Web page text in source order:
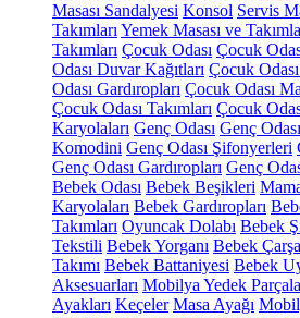
Masası Sandalyesi Konsol Servis
Takımları Yemek Masası ve
Takımları Çocuk Odası Çocuk
Odası Duvar Kağıtları Çocuk
Odası Gardıropları Çocuk Odası
Çocuk Odası Takımları Çocuk
Karyolaları Genç Odası Genç
Komodini Genç Odası Şifonyerleri
Genç Odası Gardıropları Genç
Bebek Odası Bebek Beşikleri
Karyolaları Bebek Gardıropları
Takımları Oyuncak Dolabı Bebek
Tekstili Bebek Yorganı Bebek
Takımı Bebek Battaniyesi Bebek
Aksesuarları Mobilya Yedek
Ayakları Keçeler Masa Ayağı